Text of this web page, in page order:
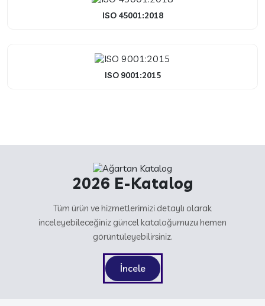
ISO 45001:2018
ISO 9001:2015
2026 E-Katalog
Tüm ürün ve hizmetlerimizi detaylı olarak
inceleyebileceğiniz güncel kataloğumuzu hemen
görüntüleyebilirsiniz.
İncele